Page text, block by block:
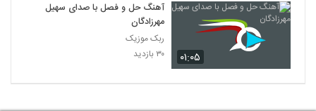
۰۱:۰۵
آهنگ حل و فصل با صدای سهیل
مهرزادگان
ربک موزیک
۳۰ بازدید